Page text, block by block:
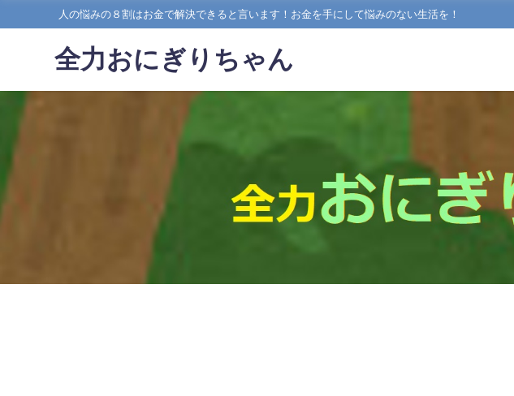
人の悩みの８割はお金で解決できると言います！お金を手にして悩みのない生活を！
全力おにぎりちゃん